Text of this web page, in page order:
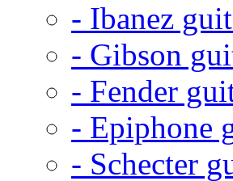
- Ibanez
- Gibson
- Fender
- Epiphone
- Schecter